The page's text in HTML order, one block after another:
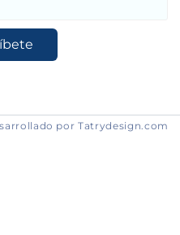
por Tatrydesign.com